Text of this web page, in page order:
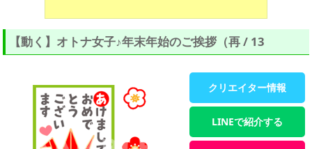
【動く】オトナ女子♪年末年始のご挨拶（再 / 13
クリエイター情報
LINEで紹介する